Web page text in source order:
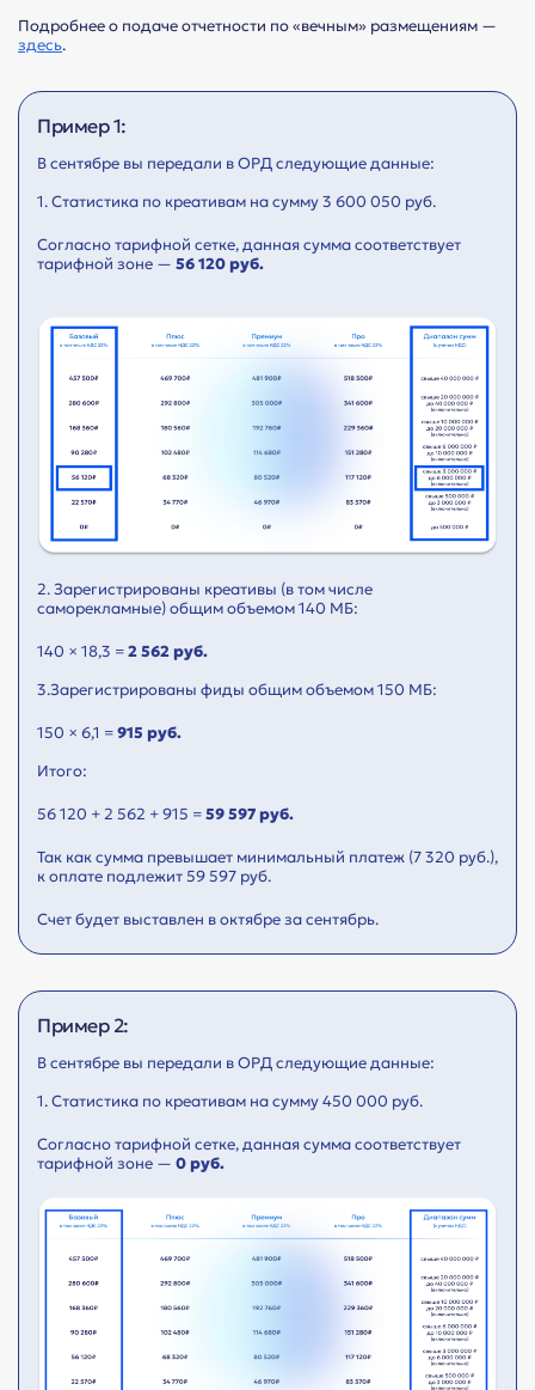
Подробнее о подаче отчетности по «вечным» размещениям —
здесь.
Пример 1:
В сентябре вы передали в ОРД следующие данные:
1. Статистика по креативам на сумму 3 600 050 руб.
Согласно тарифной сетке, данная сумма соответствует
тарифной зоне — 56 120 руб.
2. Зарегистрированы креативы (в том числе
саморекламные) общим объемом 140 МБ:
140 × 18,3 =2 562 руб.
3.Зарегистрированы фиды общим объемом 150 МБ:
150 × 6,1 =915 руб.
Итого:
56 120 + 2 562 + 915 =59 597 руб.
Так как сумма превышает минимальный платеж (7 320 руб.),
к оплате подлежит 59 597 руб.
Счет будет выставлен в октябре за сентябрь.
Пример 2:
В сентябре вы передали в ОРД следующие данные:
1. Статистика по креативам на сумму 450 000 руб.
Согласно тарифной сетке, данная сумма соответствует
тарифной зоне — 0 руб.